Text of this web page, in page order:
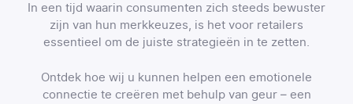
In een tijd waarin consumenten zich steeds bewuster
zijn van hun merkkeuzes, is het voor retailers
essentieel om de juiste strategieën in te zetten.
Ontdek hoe wij u kunnen helpen een emotionele
connectie te creëren met behulp van geur – een